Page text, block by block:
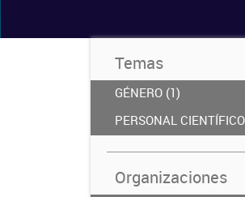
Temas
GÉNERO (1)
PERSONAL
Organizaciones